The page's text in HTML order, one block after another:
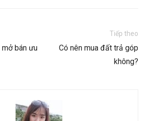
mở bán ưu
Tiếp theo
Có nên mua đất trả góp
không?